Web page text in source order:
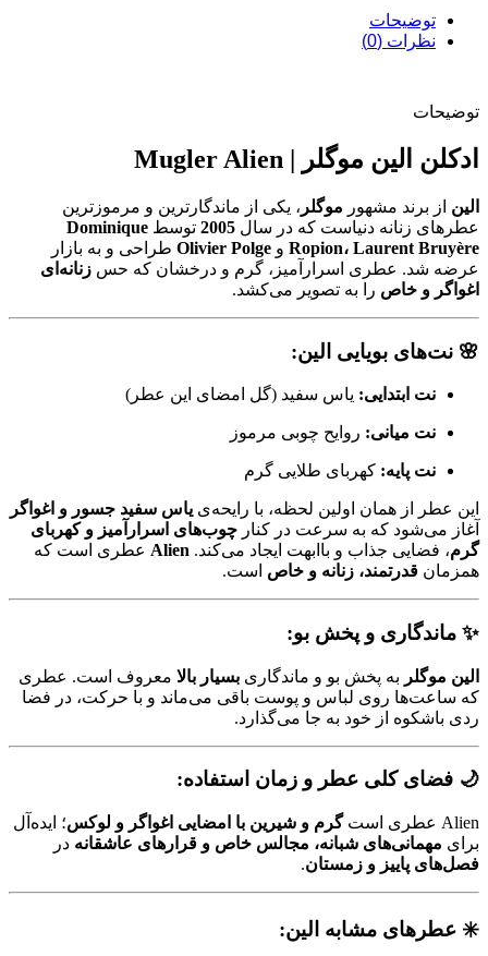
توضیحات
نظرات (0)
توضیحات
ادکلن الین موگلر | Mugler Alien
الین از برند مشهور موگلر ، یکی از ماندگارترین و مرموزترین
عطرهای زنانه دنیاست که در سال 2005 توسط Dominique
Ropion، Laurent Bruyère و Olivier Polge طراحی و به بازار
عرضه شد. عطری اسرارآمیز، گرم و درخشان که حس زنانه‌ای
اغواگر و خاص را به تصویر می‌کشد.
🌸 نت‌های بویایی الین:
نت ابتدایی: یاس سفید (گل امضای این عطر)
نت میانی: روایح چوبی مرموز
نت پایه: کهربای طلایی گرم
این عطر از همان اولین لحظه، با رایحه‌ی یاس سفید جسور و اغواگر
آغاز می‌شود که به سرعت در کنار چوب‌های اسرارآمیز و کهربای
گرم، فضایی جذاب و باابهت ایجاد می‌کند. Alien عطری است که
همزمان قدرتمند، زنانه و خاص است.
✨ ماندگاری و پخش بو:
الین موگلر به پخش بو و ماندگاری بسیار بالا معروف است. عطری
که ساعت‌ها روی لباس و پوست باقی می‌ماند و با حرکت، در فضا
ردی باشکوه از خود به جا می‌گذارد.
🌙 فضای کلی عطر و زمان استفاده:
Alien عطری است گرم و شیرین با امضایی اغواگر و لوکس؛ ایده‌آل
برای مهمانی‌های شبانه، مجالس خاص و قرارهای عاشقانه در
فصل‌های پاییز و زمستان.
✳️ عطرهای مشابه الین: